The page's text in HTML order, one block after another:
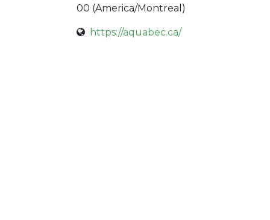
00 (America/Montreal )
https://aquabec.ca/